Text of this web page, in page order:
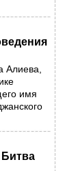
Алиева,
имя